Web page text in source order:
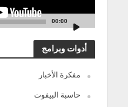
00:00
أدوات وبرامج
مفكرة الأخبار
حاسبة البيفوت